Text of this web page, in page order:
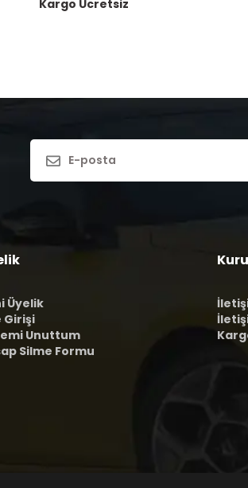
Kargo Ücretsiz
Üyelik
Girişi
Unuttum
Silme Formu